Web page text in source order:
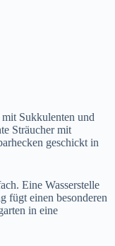
mit Sukkulenten und
Sträucher mit
geschickt in
Eine Wasserstelle
fügt einen besonderen
in eine